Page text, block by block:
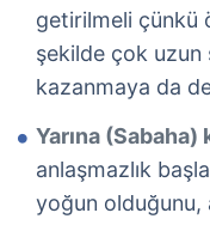
getirilmeli çünkü
şekilde çok uzun
kazanmaya da
Yarına
anlaşmazlık
yoğun olduğunu,